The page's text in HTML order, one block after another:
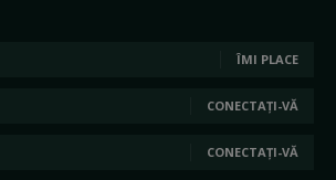
ÎMI PLACE
CONECTAȚI-VĂ
CONECTAȚI-VĂ